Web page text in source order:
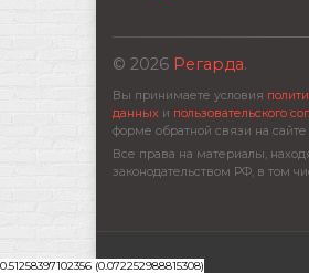
© 2026 Регарда.
Вы принимаете условия
данных и пользовательского
форме обратной связи на сайте
Все права на материалы,
законодательством РФ, в том
0.51258397102356 (0.072252988815308)